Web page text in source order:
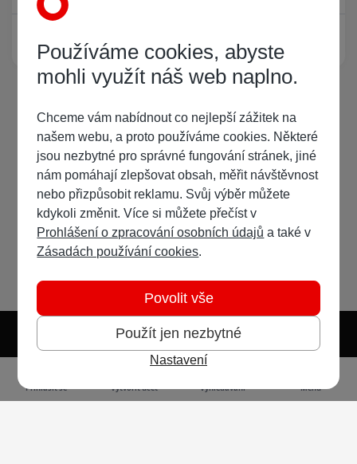
Žádný registrovaný uživatel si neprohlíží tuto stránku
Světlý režim Předvolba systému
Přihlásit se Vytvořit účet Vyhledávání Menu
Používáme cookies, abyste
mohli využít náš web naplno.
Chceme vám nabídnout co nejlepší zážitek na
našem webu, a proto používáme cookies. Některé
jsou nezbytné pro správné fungování stránek, jiné
nám pomáhají zlepšovat obsah, měřit návštěvnost
nebo přizpůsobit reklamu. Svůj výběr můžete
kdykoli změnit. Více si můžete přečíst v
Prohlášení o zpracování osobních údajů a také v
Zásadách používání cookies.
Použít jen nezbytné
Povolit vše
Nastavení